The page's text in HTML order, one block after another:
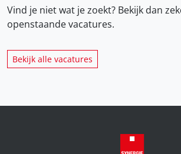
Vind je niet wat je zoekt? Bekijk dan
openstaande vacatures.
Bekijk alle vacatures